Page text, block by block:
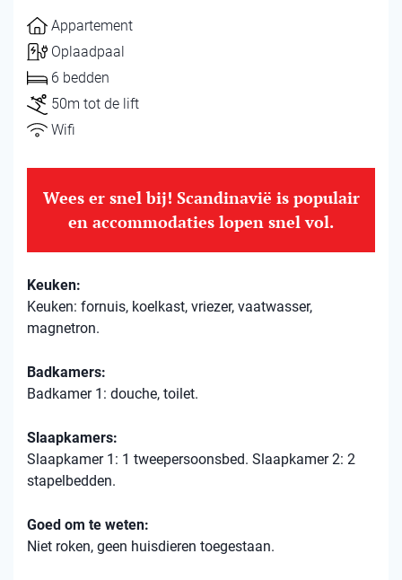
Appartement
Oplaadpaal
6 bedden
50m tot de lift
Wifi
Wees er snel bij! Scandinavië is populair
en accommodaties lopen snel vol.
Keuken:
Keuken: fornuis, koelkast, vriezer, vaatwasser,
magnetron.
Badkamers:
Badkamer 1: douche, toilet.
Slaapkamers:
Slaapkamer 1: 1 tweepersoonsbed. Slaapkamer 2: 2
stapelbedden.
Goed om te weten:
Niet roken, geen huisdieren toegestaan.